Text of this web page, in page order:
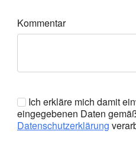
Kommentar
Ich erkläre mich damit
eingegebenen Daten
Datenschutzerklärung